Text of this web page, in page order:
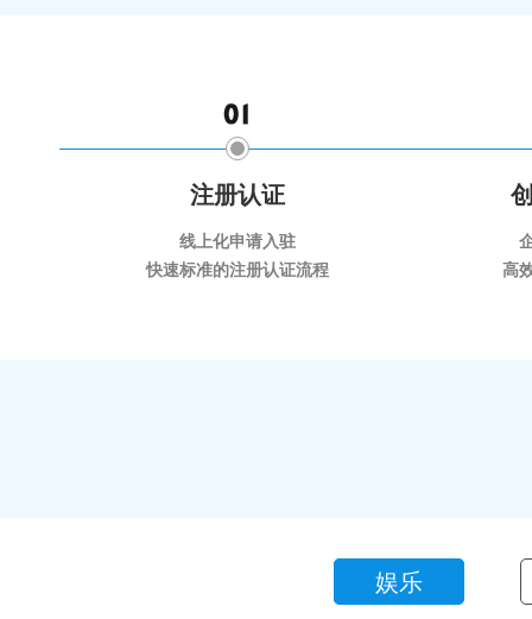
注册认证
线上化申请入驻
快速标准的注册认证流程
高
娱乐